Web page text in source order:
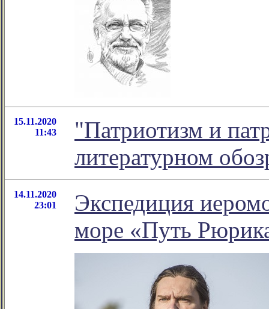
15.11.2020
11:43
"Патриотизм и
литературном
14.11.2020
23:01
Экспедиция
море «Путь